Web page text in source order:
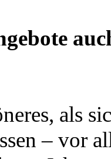
als
– vor